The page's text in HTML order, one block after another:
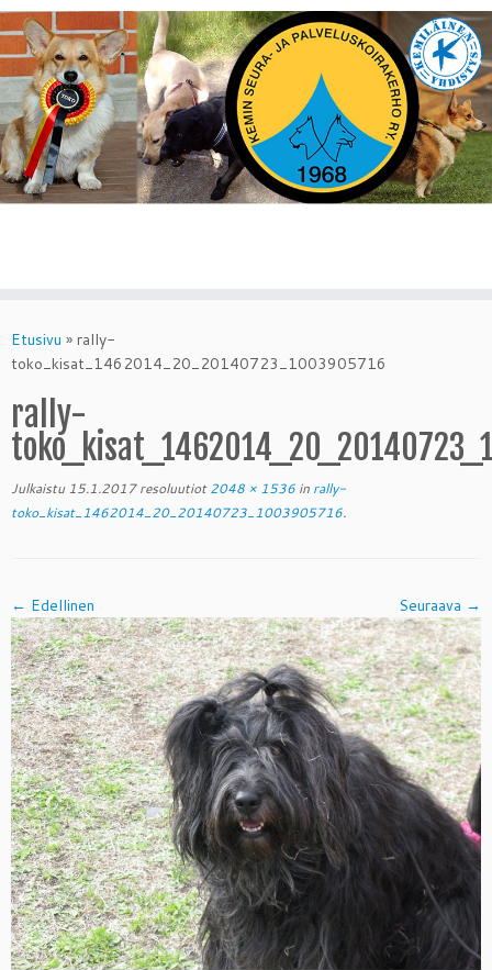
to
content
Etusivu » rally-
toko_kisat_1462014_20_20140723_1003905716
rally-
Julkaistu 15.1.2017resoluutiot2048 × 1536 in rally-
toko_kisat_1462014_20_20140723_1003905716.
← Edellinen Seuraava →